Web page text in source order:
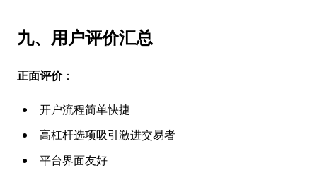
九、用户评价汇总
正面评价：
开户流程简单快捷
高杠杆选项吸引激进交易者
平台界面友好